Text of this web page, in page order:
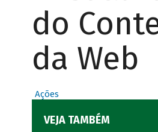
do
da Web
Ações
VEJA TAMBÉM